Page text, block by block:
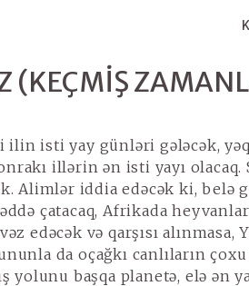
(KEÇMIŞ
ilin isti yay günləri gələcək,
illərin ən isti yayı olacaq.
Alimlər iddia edəcək ki, belə
çatacaq, Afrikada
edəcək və qarşısı
da oçağkı canlıların
yolunu başqa planetə, elə ən